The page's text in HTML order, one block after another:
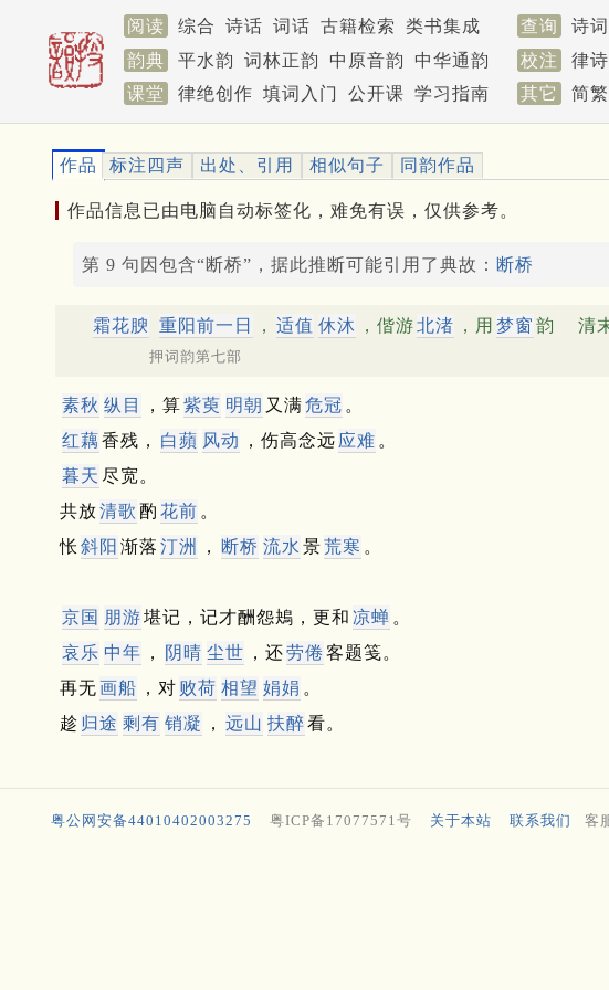
阅读 综合 诗话 词话 古籍检索 类书集成 查询 诗词
韵典
平水韵 词林正韵 中原音韵 中华通韵 校注 律
课堂
律绝创作 填词入门 公开课 学习指南 其它 简
作品 标注四声 出处、引用 相似句子 同韵作品
作品信息已由电脑自动标签化，难免有误，仅供参考。
第 9 句因包含“断桥”，据此推断可能引用了典故： 断桥
霜花腴 重阳前一日 ， 适值 休沐 ，偕游北渚 ，用 梦窗 韵 清
押词韵第七部
素秋 纵目 ，算紫萸 明朝 又满危冠 。
红藕香残， 白蘋 风动 ，伤高念远 应难 。
暮天 尽宽。
共放清歌 酌 花前 。
怅 斜阳 渐落 汀洲 ， 断桥 流水 景荒寒 。
京国 朋游堪记，记才酬怨鴂，更和 凉蝉 。
哀乐 中年 ， 阴晴 尘世 ，还劳倦客题笺。
再无画船 ，对 败荷 相望 娟娟 。
趁 归途 剩有 销凝 ， 远山 扶醉看。
粤公网安备44010402003275 粤ICP备17077571号 关于本站 联系我们 客